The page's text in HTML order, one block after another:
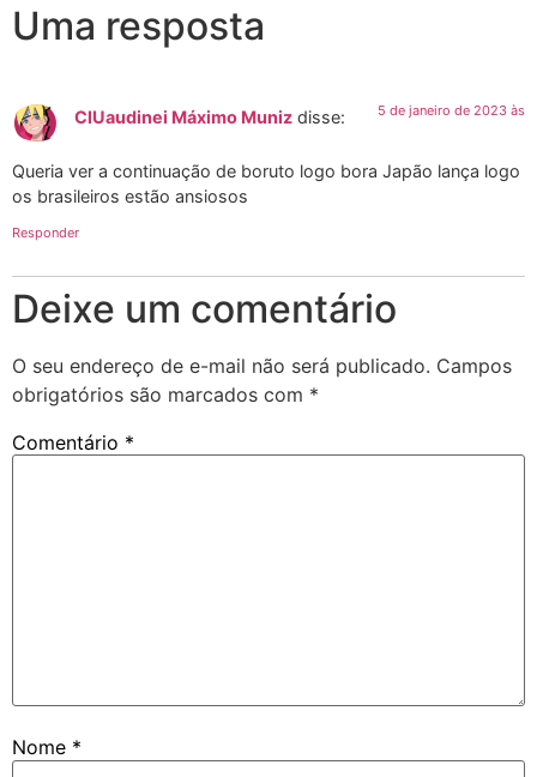
Uma resposta
ClUaudinei Máximo Muniz disse: 5 de janeiro de 2023 às
Queria ver a continuação de boruto logo bora Japão lança logo
os brasileiros estão ansiosos
Responder
Deixe um comentário
O seu endereço de e-mail não será publicado. Campos
obrigatórios são marcados com *
Comentário *
Nome *